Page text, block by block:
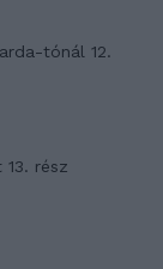
tónál 12.
rész